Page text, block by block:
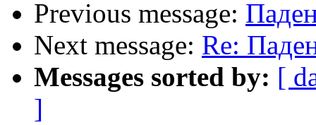
Previous message:
Next message: Re:
Messages sorted by: [
]